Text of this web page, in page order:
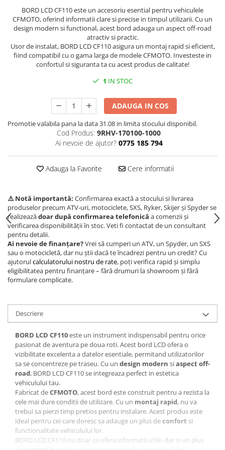
Borseta
Geanta
ECHIPAMENTE SKIJET
BORD LCD CF110 este un accesoriu esential pentru vehiculele
CFMOTO, oferind informatii clare si precise in timpul utilizarii. Cu un
design modern si functional, acest bord adauga un aspect off-road
atractiv si practic.
Usor de instalat, BORD LCD CF110 asigura un montaj rapid si eficient,
fiind compatibil cu o gama larga de modele CFMOTO. Investeste in
confortul si siguranta ta cu acest produs de calitate!
1 IN STOC
ADAUGA IN COS
Promotie valabila pana la data 31.08 in limita stocului disponibil.
Cod Produs: 9RHV-170100-1000
Ai nevoie de ajutor? 0775 185 794
Adauga la Favorite Cere informatii
⚠️ Notă importantă: Confirmarea exactă a stocului si livrarea
produselor precum ATV-uri, motociclete, SXS, Ryker, Skijer și Spyder se
realizeazădoar după confirmarea telefonică a comenzii și
verificarea disponibilității în stoc. Veti fi contactat de un consultant
pentru detalii.
Ai nevoie de finanțare?Vrei să cumperi un ATV, un Spyder, un SXS
sau o motocicletă, dar nu știi dacă te încadrezi pentru un credit? Cu
ajutorulcalculatorului nostru de rate, poți verifica rapid și simplu
eligibilitatea pentru finanțare – fără drumuri la showroom și fără
formulare complicate.
Descriere
BORD LCD CF110este un instrument indispensabil pentru orice
pasionat de aventura pe doua roti. Acest bord LCD ofera o
vizibilitate excelenta a datelor esentiale, permitand utilizatorilor
sa se concentreze pe traseu. Cu un design modern siaspect off-
road, BORD LCD CF110 se integreaza perfect in estetica
vehiculului tau.
Fabricat deCFMOTO, acest bord este construit pentru a rezista la
cele mai dure conditii de utilizare. Cu un montaj rapid, nu va
trebui sa pierzi timp pretios pentru instalare. Acest produs este
ideal pentru cei care doresc sa adauge un plus deconfort si
functionalitate vehiculului lor.
BORD LCD CF110 nu doar ca ofera informatii utile, dar si un plus